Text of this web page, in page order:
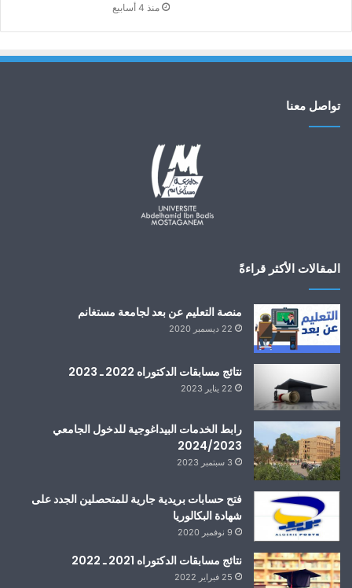
منذ 4 أسابيع
تواصل معنا
المقالات الأكثر قراءةً
منصة التعليم عن بعد لجامعة مستغانم
22 ديسمبر 2020
نتائج مسابقات الدكتوراه 2022 ـ 2023
22 يناير 2023
رابط الخدمات البيداغوجية للدخول الجامعي
2024/2023
3 سبتمبر 2023
فتح حسابات بريدية جارية للمتحصلين الجدد على
شهادة البكالوريا
9 نوفمبر 2020
نتائج مسابقات الدكتوراه 2021 ـ 2022
25 فبراير 2022